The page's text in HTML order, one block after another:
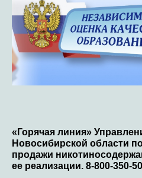
«Горячая линия»
Новосибирской области
продажи
ее реализации. 8-800-350-